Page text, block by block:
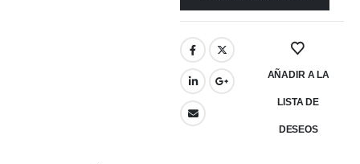
AÑADIR A LA
LISTA DE
DESEOS